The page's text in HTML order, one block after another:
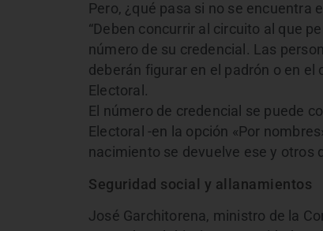
Pero, ¿qué pasa si no se encuentra
“Deben concurrir al circuito al que
número de su credencial. Las
deberán figurar en el padrón o en el
Electoral.
El número de credencial se puede
Electoral -en la opción «Por
nacimiento se devuelve ese y otros
Seguridad social y allanamientos
José Garchitorena, ministro de la